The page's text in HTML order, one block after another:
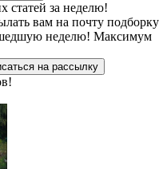
статей за неделю!
вам на почту подборку
неделю! Максимум
на рассылку